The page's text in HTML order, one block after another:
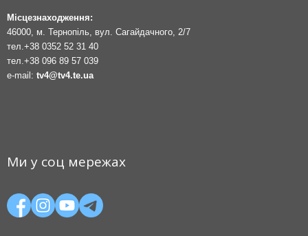
Місцезнаходження:
46000, м. Тернопіль, вул. Сагайдачного, 2/7
тел. +38 0352 52 31 40
тел. +38 096 89 57 039
e-mail: tv4@tv4.te.ua
Ми у соц мережах